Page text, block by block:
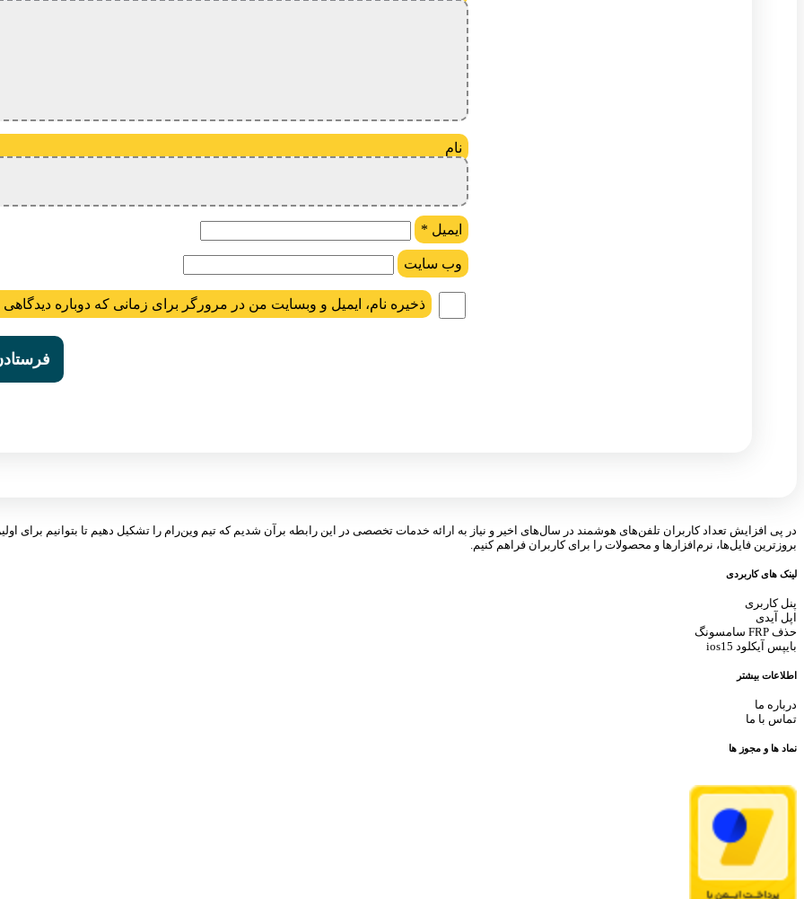
ایمیل *
وب‌ سایت
ذخیره نام، ایمیل و وبسایت من در مرورگر برای زمانی که دوباره
در پی افزایش تعداد کاربران تلفن‌های هوشمند در سال‌های اخیر و نیاز به ارائه خدمات تخصصی در این رابطه برآن شدیم که تیم وین‌رام را تشکیل دهیم تا بتوانیم برای
بروزترین فایل‌ها، نرم‌افزارها و محصولات را برای کاربران فراهم کنیم.
لینک های کاربردی
پنل کاربری
اپل آیدی
حذف FRP سامسونگ
بایپس آیکلود ios15
اطلاعات بیشتر
درباره ما
تماس با ما
نماد ها و مجوز ها